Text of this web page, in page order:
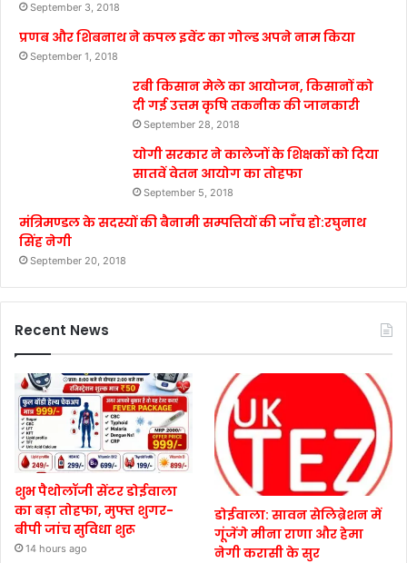
September 3, 2018
प्रणब और शिबनाथ ने कपल इवेंट का गोल्ड अपने नाम किया
September 1, 2018
रबी किसान मेले का आयोजन, किसानों को
दी गई उत्तम कृषि तकनीक की जानकारी
September 28, 2018
योगी सरकार ने कालेजों के शिक्षकों को दिया
सातवें वेतन आयोग का तोहफा
September 5, 2018
मंत्रिमण्डल के सदस्यों की बैनामी सम्पत्तियों की जाँच हो:रघुनाथ
सिंह नेगी
September 20, 2018
Recent News
शुभ पैथोलॉजी सेंटर डोईवाला
का बड़ा तोहफा, मुफ्त शुगर-
बीपी जांच सुविधा शुरू
14 hours ago
डोईवाला: सावन सेलिब्रेशन में
गूंजेंगे मीना राणा और हेमा
नेगी करासी के सुर